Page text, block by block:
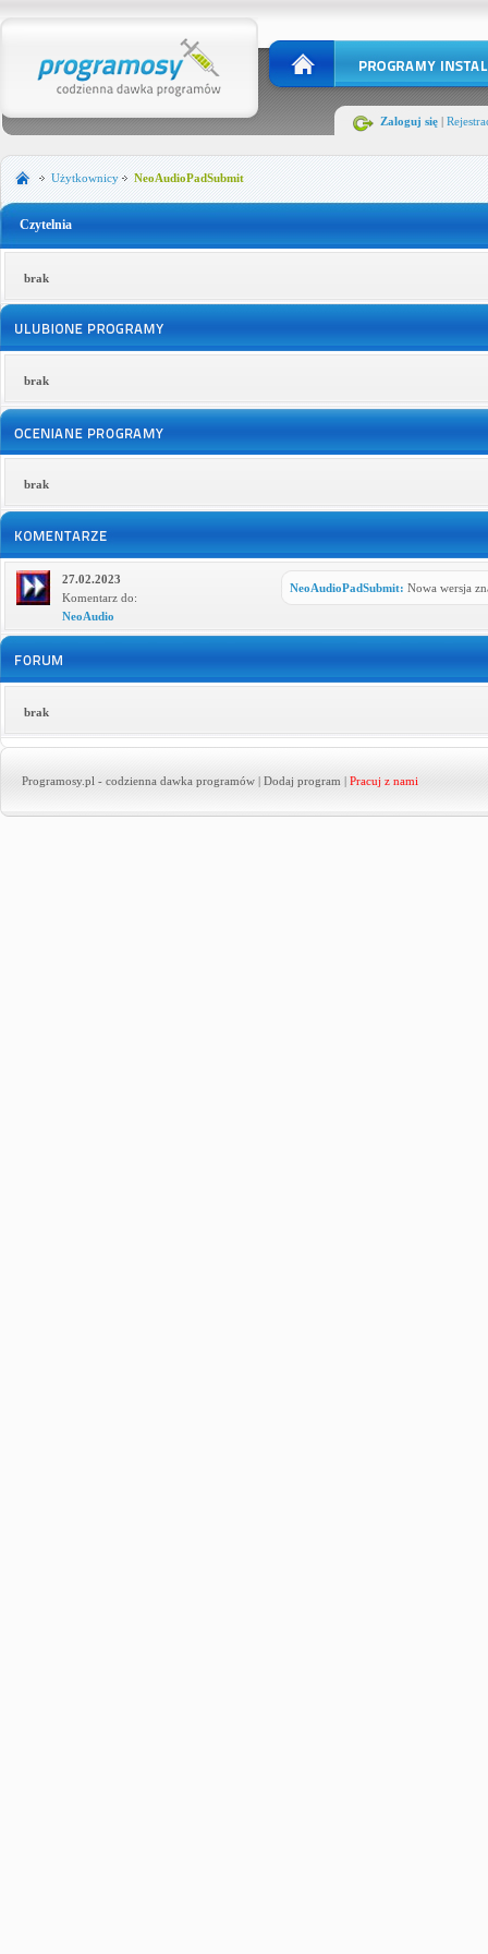
Zaloguj się |
Użytkownicy NeoAudioPadSubmit
Czytelnia
brak
brak
brak
NeoAudioPadSubmit: Nowa wersja
27.02.2023
Komentarz do:
NeoAudio
brak
Programosy.pl - codzienna dawka programów | Dodaj program | Pracuj z nami